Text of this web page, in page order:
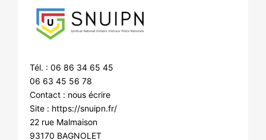
Tél. : 06 86 34 65 45
06 63 45 56 78
Contact : nous écrire
Site : https://snuipn.fr/
22 rue Malmaison
93170 BAGNOLET